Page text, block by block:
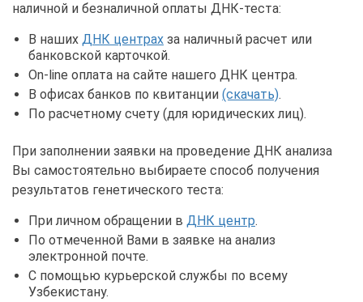
наличной и безналичной оплаты ДНК-теста:
В наших ДНК центрах за наличный расчет или
банковской карточкой.
On-line оплата на сайте нашего ДНК центра.
В офисах банков по квитанции (скачать).
По расчетному счету (для юридических лиц).
При заполнении заявки на проведение ДНК анализа
Вы самостоятельно выбираете способ получения
результатов генетического теста:
При личном обращении в ДНК центр.
По отмеченной Вами в заявке на анализ
электронной почте.
С помощью курьерской службы по всему
Узбекистану.